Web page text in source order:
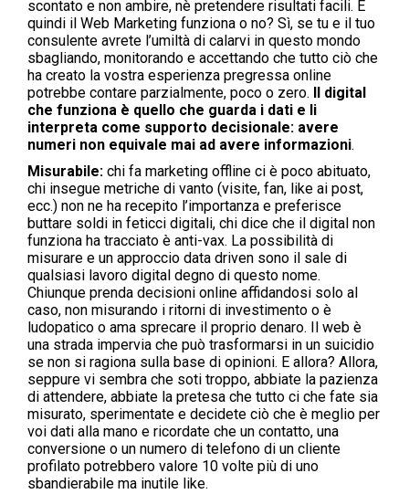
scontato e non ambire, nè pretendere risultati facili. E
quindi il Web Marketing funziona o no? Sì, se tu e il tuo
consulente avrete l’umiltà di calarvi in questo mondo
sbagliando, monitorando e accettando che tutto ciò che
ha creato la vostra esperienza pregressa online
potrebbe contare parzialmente, poco o zero.
Il digital
che funziona è quello che guarda i dati e li
interpreta come supporto decisionale: avere
numeri non equivale mai ad avere informazioni.
Misurabile: chi fa marketing offline ci è poco abituato,
chi insegue metriche di vanto (visite, fan, like ai post,
ecc.) non ne ha recepito l’importanza e preferisce
buttare soldi in feticci digitali, chi dice che il digital non
funziona ha tracciato è anti-vax. La possibilità di
misurare e un approccio data driven sono il sale di
qualsiasi lavoro digital degno di questo nome.
Chiunque prenda decisioni online affidandosi solo al
caso, non misurando i ritorni di investimento o è
ludopatico o ama sprecare il proprio denaro. Il web è
una strada impervia che può trasformarsi in un suicidio
se non si ragiona sulla base di opinioni. E allora? Allora,
seppure vi sembra che soti troppo, abbiate la pazienza
di attendere, abbiate la pretesa che tutto ci che fate sia
misurato, sperimentate e decidete ciò che è meglio per
voi dati alla mano e ricordate che un contatto, una
conversione o un numero di telefono di un cliente
profilato potrebbero valore 10 volte più di uno
sbandierabile ma inutile like.